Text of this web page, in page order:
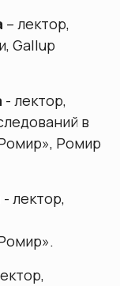
– лектор,
Gallup
- лектор,
в
Ромир
- лектор,